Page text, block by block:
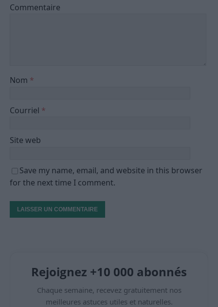
Commentaire
Nom *
Courriel *
Site web
Save my name, email, and website in this browser
for the next time I comment.
Rejoignez +10 000 abonnés
Chaque semaine, recevez gratuitement nos
meilleures astuces utiles et naturelles.